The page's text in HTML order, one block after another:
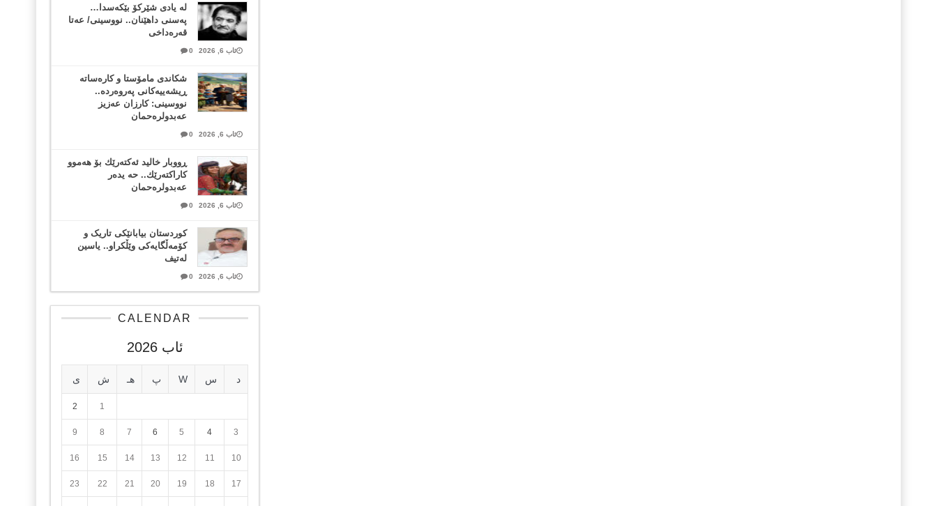
لە یادی شێرکۆ بێکەسدا…
پەسنی داهێنان.. نووسینی/ عەتا
قەرەداخی
ئاب 6, 2026 0
شکاندی مامۆستا و کارەساتە
ڕیشەییەکانی پەروەردە..
نووسینی: کارزان عەزیز
عەبدولرەحمان
ئاب 6, 2026 0
ڕووبار خالید ئەكتەرێك بۆ هەموو
كاراكتەرێك.. حه یدەر
عەبدولرەحمان
ئاب 6, 2026 0
کوردستان بیابانێکی تاریک و
کۆمەڵگایەکی وێڵکراو.. یاسین
لەتیف
ئاب 6, 2026 0
CALENDAR
ئاب 2026
د س W پ هـ ش ی
1
2
3
4
5
6
7
8
9
10
11
12
13
14
15
16
17
18
19
20
21
22
23